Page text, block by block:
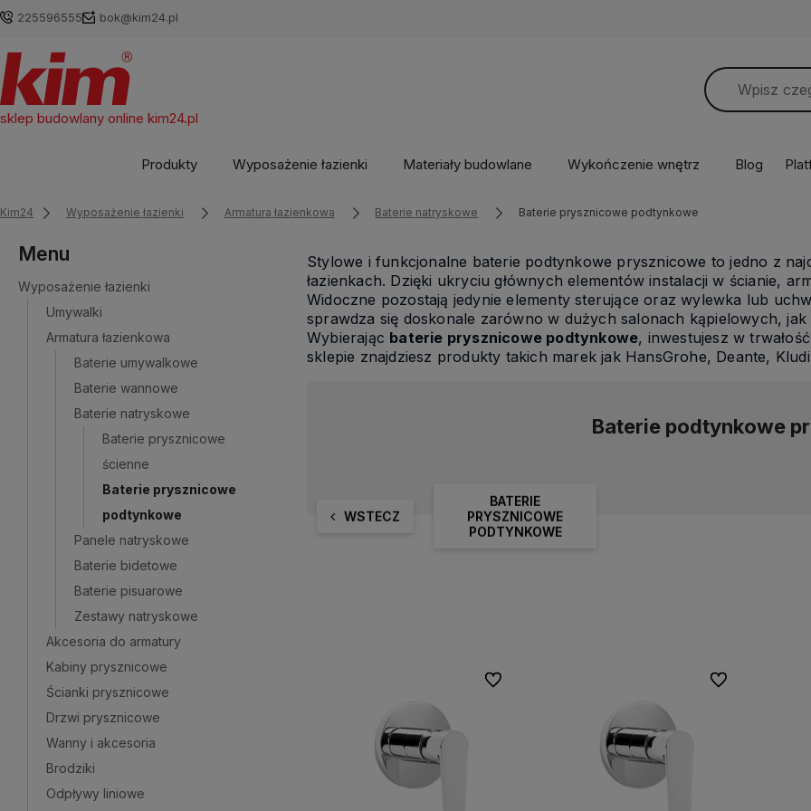
225596555 bok@kim24.pl
sklep budowlany online kim24.pl
Produkty Wyposażenie łazienki Materiały budowlane Wykończenie wnętrz Blog
Kim24 Wyposażenie łazienki Armatura łazienkowa Baterie natryskowe Baterie prysznicowe podtynkowe
Menu
Wyposażenie łazienki
Umywalki
Armatura łazienkowa
Baterie umywalkowe
Baterie wannowe
Baterie natryskowe
Baterie prysznicowe
ścienne
Baterie prysznicowe
podtynkowe
Panele natryskowe
Baterie bidetowe
Baterie pisuarowe
Zestawy natryskowe
Akcesoria do armatury
Kabiny prysznicowe
Ścianki prysznicowe
Drzwi prysznicowe
Wanny i akcesoria
Brodziki
Odpływy liniowe
Stylowe i funkcjonalne baterie podtynkowe prysznicowe to jedno z
łazienkach. Dzięki ukryciu głównych elementów instalacji w ścianie,
Widoczne pozostają jedynie elementy sterujące oraz wylewka lub
sprawdza się doskonale zarówno w dużych salonach kąpielowych,
Wybierając baterie prysznicowe podtynkowe, inwestujesz w
sklepie znajdziesz produkty takich marek jak HansGrohe, Deante,
Baterie podtynkowe
WSTECZ
BATERIE
PRYSZNICOWE
PODTYNKOWE
Do ulubionych Do ulubionych